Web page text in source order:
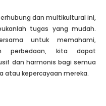
dan multikultural ini,
tugas yang mudah.
untuk memahami,
perbedaan, kita dapat
dan harmonis bagi semua
atau kepercayaan mereka.